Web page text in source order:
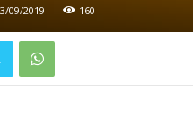
09/2019 160